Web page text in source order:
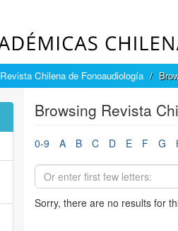
Revista Chilena de Fonoaudiología
Browsing Revista
0-9 A B C D E F G
Sorry, there are no results for